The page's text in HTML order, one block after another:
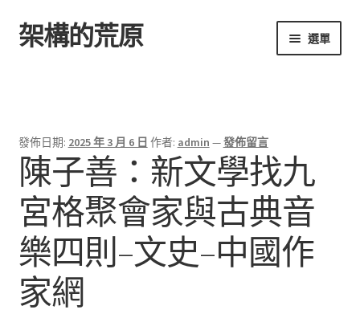
跳
至
跳
至
架構的荒原 選單
發佈日期: 2025 年 3 月 6 日 作者: admin —發佈留言
陳子善：新文學找九
宮格聚會家與古典音
樂四則–文史–中國作
家網